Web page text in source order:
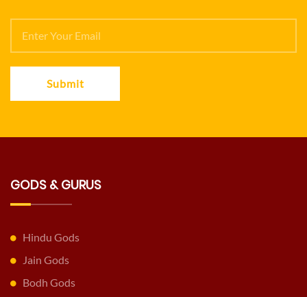
Submit
GODS & GURUS
Hindu Gods
Jain Gods
Bodh Gods